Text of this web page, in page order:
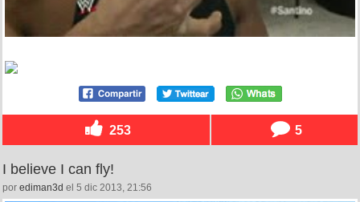
253 5
I believe I can fly!
por ediman3d el 5 dic 2013, 21:56